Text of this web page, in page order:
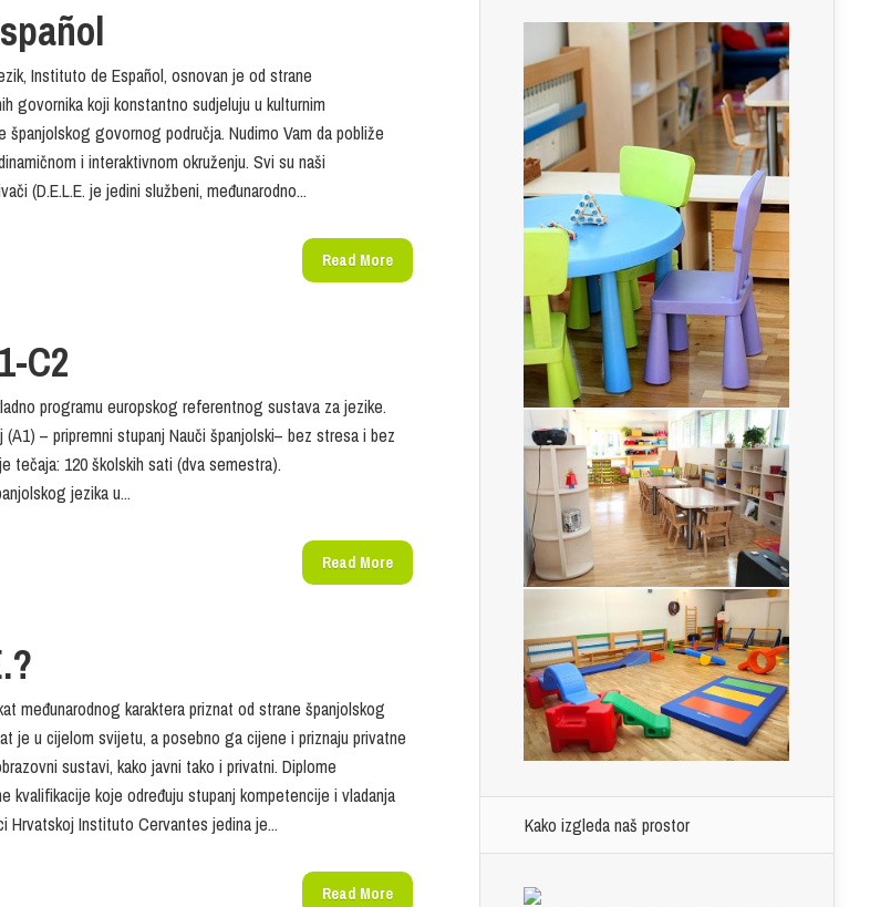
Instituto de Español, osnovan je od strane
govornika koji konstantno sudjeluju u kulturnim
govornog područja. Nudimo Vam da pobliže
i interaktivnom okruženju. Svi su naši
(D.E.L.E. je jedini službeni, međunarodno...
Read More
C2
programu europskog referentnog sustava za jezike.
– pripremni stupanj Nauči španjolski– bez stresa i bez
tečaja: 120 školskih sati (dva semestra).
jezika u...
Read More
međunarodnog karaktera priznat od strane španjolskog
je u cijelom svijetu, a posebno ga cijene i priznaju privatne
sustavi, kako javni tako i privatni. Diplome
kvalifikacije koje određuju stupanj kompetencije i vladanja
Hrvatskoj Instituto Cervantes jedina je...
Read More
Kako izgleda naš prostor